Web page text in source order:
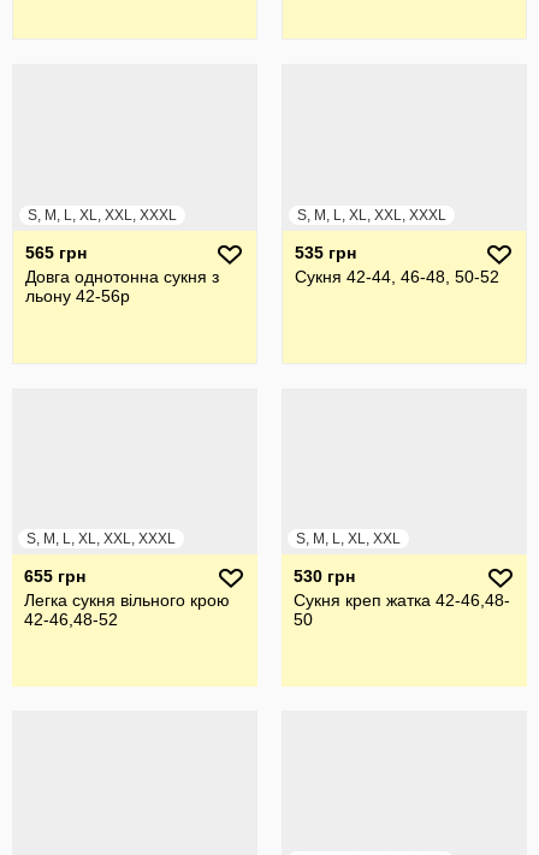
S, M, L, XL, XXL, XXXL
565 грн
Довга однотонна сукня з
льону 42-56р
S, M, L, XL, XXL, XXXL
535 грн
Сукня 42-44, 46-48, 50-52
S, M, L, XL, XXL, XXXL
655 грн
Легка сукня вільного крою
42-46,48-52
S, M, L, XL, XXL
530 грн
Сукня креп жатка 42-46,48-
50